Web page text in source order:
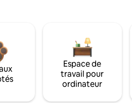
Espace de
travail pour
ordinateur